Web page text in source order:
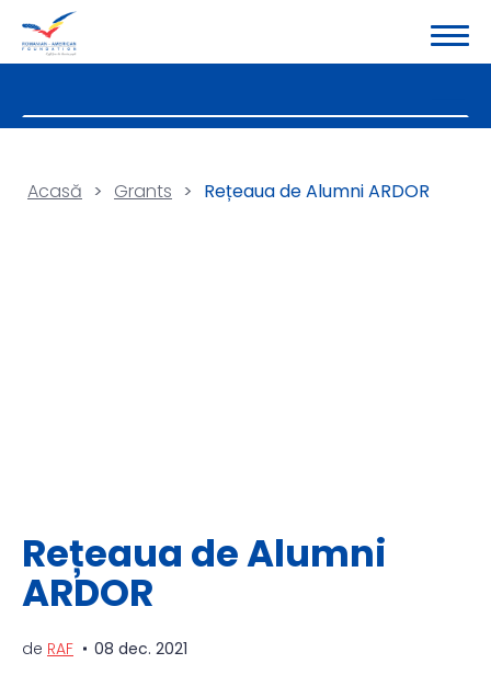
Acasă > Grants > Rețeaua de Alumni ARDOR
Rețeaua de Alumni
ARDOR
de RAF 08 dec. 2021